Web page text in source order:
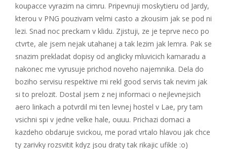
koupacce vyrazim na cimru. Pripevnuji moskytieru od Jardy,
kterou v PNG pouzivam velmi casto a zkousim jak se pod ni
lezi. Snad noc preckam v klidu. Zjistuji, ze je teprve neco po
ctvrte, ale jsem nejak utahanej a tak lezim jak lemra. Pak se
snazim prekladat dopisy od anglicky mluvicich kamaradu a
nakonec me vyrusuje prichod noveho najemnika. Dela do
boziho servisu respektive mi rekl good servis tak nevim jak
si to prelozit. Dostal jsem z nej informaci o nejlevnejsich
aero linkach a potvrdil mi ten levnej hostel v Lae, pry tam
vsichni spi v jedne velke hale, ouuu. Prichazi domaci a
kazdeho obdaruje svickou, me porad vrtalo hlavou jak chce
ty zarivky rozsvitit kdyz jsou draty tak rikajic ufikle :o)